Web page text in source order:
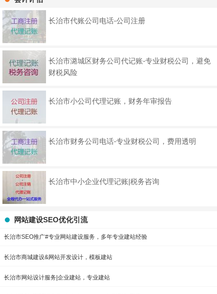
长治市代账公司电话-公司注册
长治市潞城区财务公司代记账-专业财税公司，避免
财税风险
长治市小公司代理记账，财务年审报告
长治市财务公司电话-专业财税公司，费用透明
长治市中小企业代理记账|税务咨询
网站建设SEO优化引流
长治市SEO推广#专业网站建设服务，多年专业建站经验
长治市商城建设&网站开发设计，模板建站
长治市网站设计服务|企业建站，专业建站